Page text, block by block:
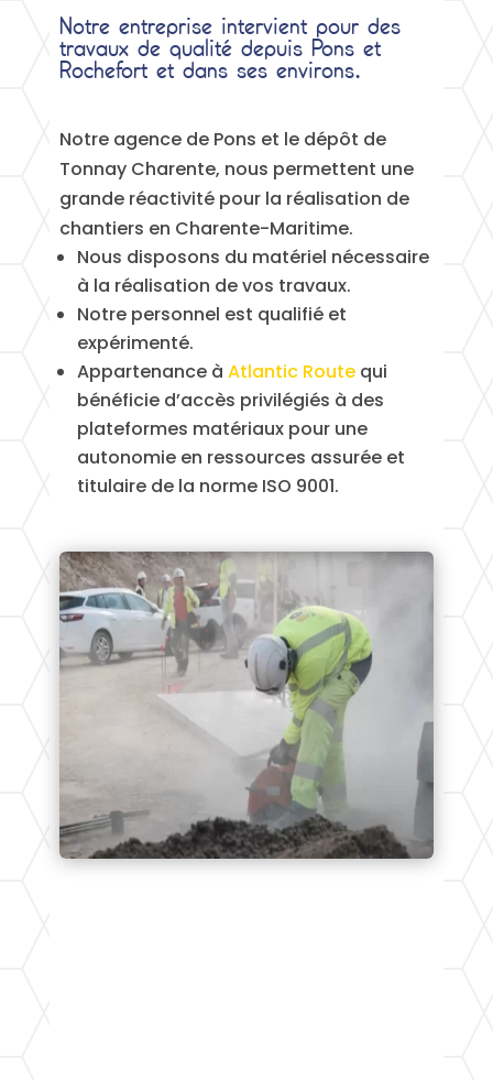
Notre entreprise intervient pour des
travaux de qualité depuis Pons et
Rochefort et dans ses environs.
Notre agence de Pons et le dépôt de
Tonnay Charente, nous permettent une
grande réactivité pour la réalisation de
chantiers en Charente-Maritime.
Nous disposons du matériel nécessaire
à la réalisation de vos travaux.
Notre personnel est qualifié et
expérimenté.
Appartenance à Atlantic Routequi
bénéficie d’accès privilégiés à des
plateformes matériaux pour une
autonomie en ressources assurée et
titulaire de la norme ISO 9001.